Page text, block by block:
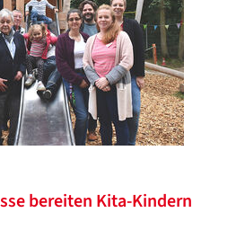
bereiten Kita-Kindern